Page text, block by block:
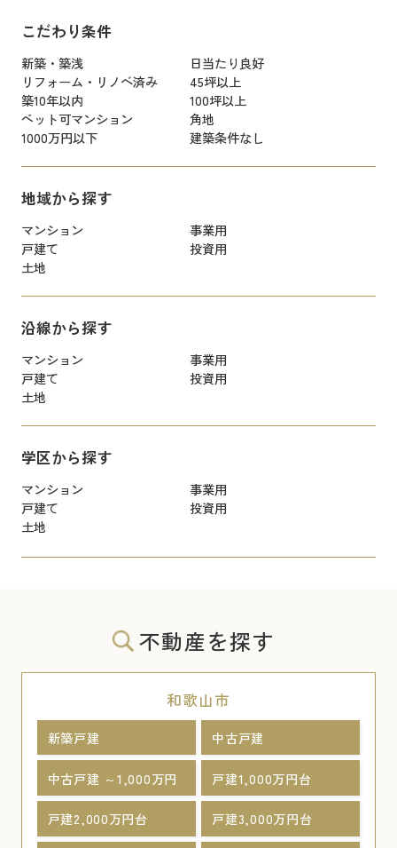
こだわり条件
新築・築浅
日当たり良好
リフォーム・リノベ済み
45坪以上
築10年以内
100坪以上
ペット可マンション
角地
1000万円以下
建築条件なし
地域から探す
マンション
事業用
戸建て
投資用
土地
沿線から探す
マンション
事業用
戸建て
投資用
土地
学区から探す
マンション
事業用
戸建て
投資用
土地
不動産を探す
和歌山市
新築戸建 中古戸建
中古戸建 ～1,000万円 戸建1,000万円台
戸建2,000万円台 戸建3,000万円台